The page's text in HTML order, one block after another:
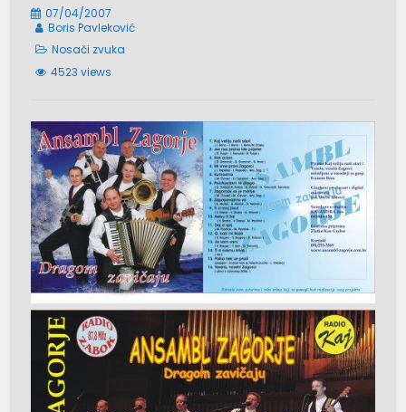
07/04/2007
Boris Pavleković
Nosači zvuka
4523 views